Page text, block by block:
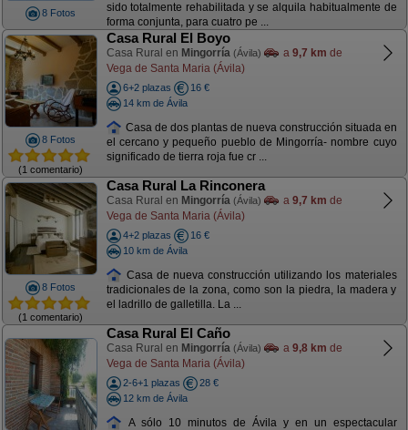
8 Fotos
sido totalmente rehabilitada y se alquila habitualmente de
forma conjunta, para cuatro pe ...
8 Fotos
(1 comentario)
Casa Rural El Boyo
Casa Rural en Mingorría (Ávila) a 9,7 km de
Vega de Santa Maria (Ávila)
6+2 plazas
16 €
14 km de Ávila
Casa de dos plantas de nueva construcción situada en
el cercano y pequeño pueblo de Mingorría- nombre cuyo
significado de tierra roja fue cr ...
8 Fotos
(1 comentario)
Casa Rural La Rinconera
Casa Rural en Mingorría (Ávila) a 9,7 km de
Vega de Santa Maria (Ávila)
4+2 plazas
16 €
10 km de Ávila
Casa de nueva construcción utilizando los materiales
tradicionales de la zona, como son la piedra, la madera y
el ladrillo de galletilla. La ...
Casa Rural El Caño
Casa Rural en Mingorría (Ávila) a 9,8 km de
Vega de Santa Maria (Ávila)
2-6+1 plazas
28 €
12 km de Ávila
A sólo 10 minutos de Ávila y en un espectacular